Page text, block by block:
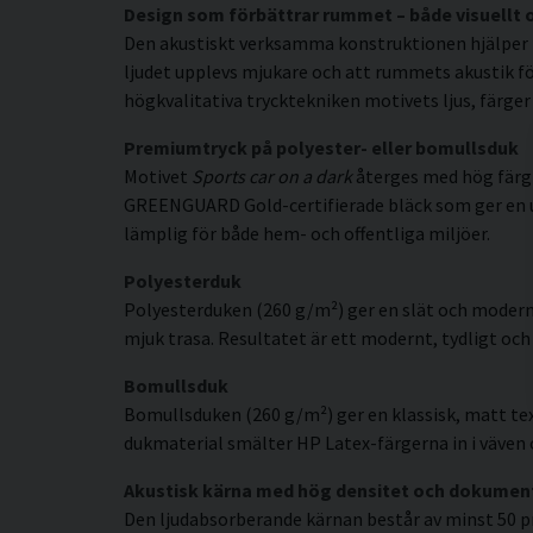
Design som förbättrar rummet – både visuellt
Den akustiskt verksamma konstruktionen
ljudet upplevs mjukare och att rummets akustik
högkvalitativa trycktekniken motivets ljus,
Premiumtryck på polyester- eller bomullsduk
Motivet Sports car on a darkåterges med hög
GREENGUARD Gold-certifierade bläck som ger
lämplig för både hem- och offentliga miljöer.
Polyesterduk
Polyesterduken (260 g/m²) ger en slät och
mjuk trasa. Resultatet är ett modernt, tydligt
Bomullsduk
Bomullsduken (260 g/m²) ger en klassisk, matt
dukmaterial smälter HP Latex-färgerna in i
Akustisk kärna med hög densitet och
Den ljudabsorberande kärnan består av minst